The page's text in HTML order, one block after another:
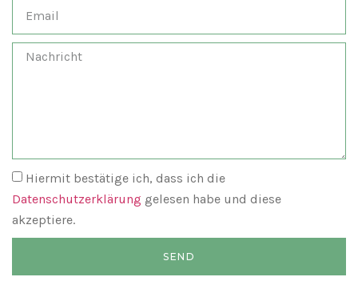
Hiermit bestätige ich, dass ich die
Datenschutzerklärung gelesen habe und diese
akzeptiere.
SEND